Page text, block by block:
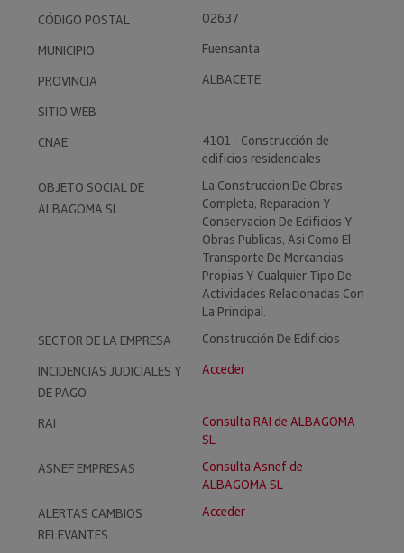
CÓDIGO POSTAL
02637
MUNICIPIO
Fuensanta
PROVINCIA
ALBACETE
SITIO WEB
CNAE
4101 - Construcción de
edificios residenciales
OBJETO SOCIAL DE
ALBAGOMA SL
La Construccion De Obras
Completa, Reparacion Y
Conservacion De Edificios Y
Obras Publicas, Asi Como El
Transporte De Mercancias
Propias Y Cualquier Tipo De
Actividades Relacionadas Con
La Principal.
SECTOR DE LA EMPRESA
Construcción De Edificios
INCIDENCIAS JUDICIALES Y
DE PAGO
Acceder
RAI
Consulta RAI de ALBAGOMA
SL
ASNEF EMPRESAS
Consulta Asnef de
ALBAGOMA SL
ALERTAS CAMBIOS
RELEVANTES
Acceder